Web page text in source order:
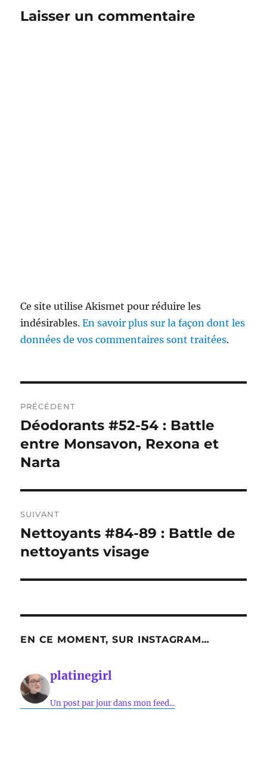
Laisser un commentaire
Ce site utilise Akismet pour réduire les
indésirables.En savoir plus sur la façon dont les
données de vos commentaires sont traitées.
de
l’article
PRÉCÉDENT
Publication
précédente :
Déodorants #52-54 : Battle
entre Monsavon, Rexona et
Narta
SUIVANT
Publication
suivante :
Nettoyants #84-89 : Battle de
nettoyants visage
EN CE MOMENT, SUR INSTAGRAM…
platinegirl
Un post par jour dans mon feed...